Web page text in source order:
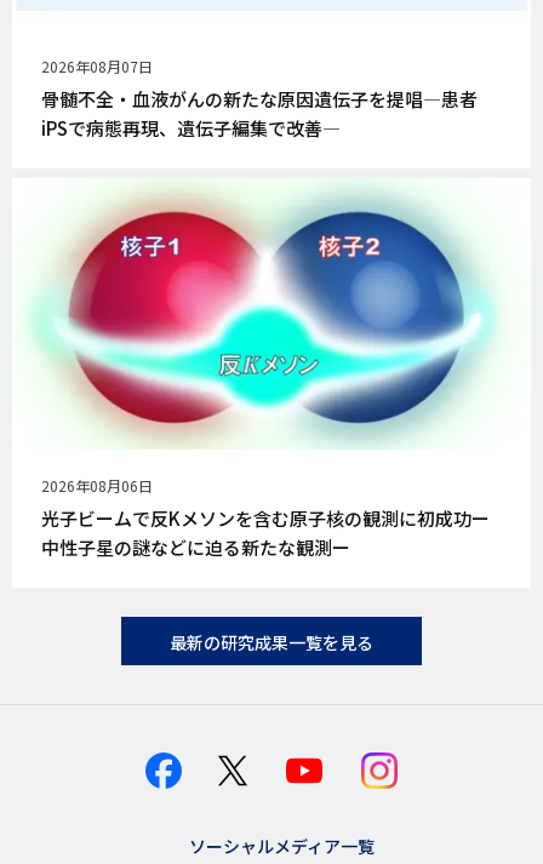
公
開
日
2026年08月07日
骨髄不全・血液がんの新たな原因遺伝子を提唱―患者
iPSで病態再現、遺伝子編集で改善―
公
開
日
2026年08月06日
光子ビームで反Kメソンを含む原子核の観測に初成功ー
中性子星の謎などに迫る新たな観測ー
最新の研究成果一覧を見る
ソーシャルメディア一覧